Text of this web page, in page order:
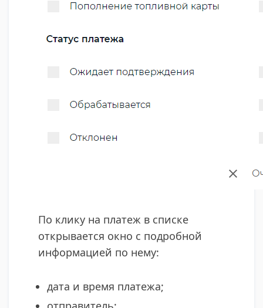
По клику на платеж в списке
открывается окно с подробной
информацией по нему:
дата и время платежа;